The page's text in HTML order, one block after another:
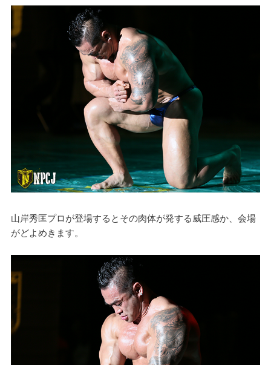
山岸秀匡プロが登場するとその肉体が発する威圧感か、会場
がどよめきます。